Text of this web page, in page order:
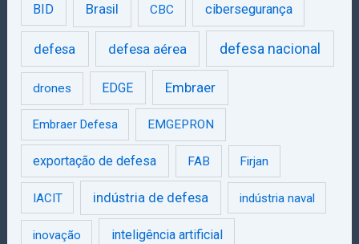
BID Brasil CBC cibersegurança
defesa defesa aérea defesa nacional
drones EDGE Embraer
Embraer Defesa EMGEPRON
exportação de defesa FAB Firjan
IACIT indústria de defesa indústria naval
inovação inteligência artificial